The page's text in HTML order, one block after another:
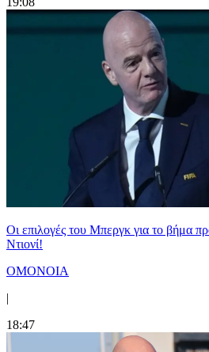
Οι επιλογές του Μπεργκ για το βήμα
Ντιονί!
ΟΜΟΝΟΙΑ
|
18:47